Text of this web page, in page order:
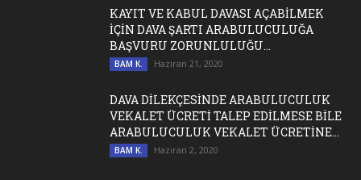
KAYIT VE KABUL DAVASI AÇABİLMEK
İÇİN DAVA ŞARTI ARABULUCULUĞA
BAŞVURU ZORUNLULUĞU...
BAM K. Haziran 21, 2020
DAVA DİLEKÇESİNDE ARABULUCULUK
VEKALET ÜCRETİ TALEP EDİLMESE BİLE
ARABULUCULUK VEKALET ÜCRETİNE...
BAM K. Haziran 2, 2020